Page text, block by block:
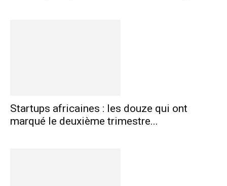
Startups africaines : les douze qui ont
marqué le deuxième trimestre...